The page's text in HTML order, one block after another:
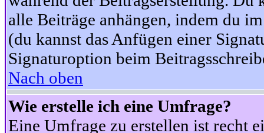
alle Beiträge anhängen, indem du
(du kannst das Anfügen einer
Signaturoption beim
Nach oben
Wie erstelle ich eine Umfrage?
Eine Umfrage zu erstellen ist recht